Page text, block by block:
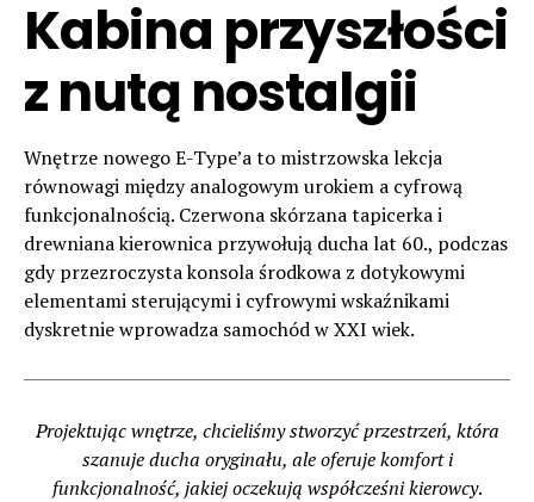
Kabina przyszłości
z nutą nostalgii
Wnętrze nowego E-Type’a to mistrzowska lekcja
równowagi między analogowym urokiem a cyfrową
funkcjonalnością. Czerwona skórzana tapicerka i
drewniana kierownica przywołują ducha lat 60., podczas
gdy przezroczysta konsola środkowa z dotykowymi
elementami sterującymi i cyfrowymi wskaźnikami
dyskretnie wprowadza samochód w XXI wiek.
Projektując wnętrze, chcieliśmy stworzyć przestrzeń, która
szanuje ducha oryginału, ale oferuje komfort i
funkcjonalność, jakiej oczekują współcześni kierowcy.